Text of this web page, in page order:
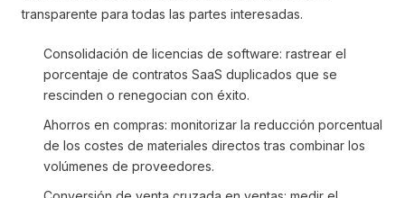
transparente para todas las partes interesadas.
Consolidación de licencias de software: rastrear el
porcentaje de contratos SaaS duplicados que se
rescinden o renegocian con éxito.
Ahorros en compras: monitorizar la reducción porcentual
de los costes de materiales directos tras combinar los
volúmenes de proveedores.